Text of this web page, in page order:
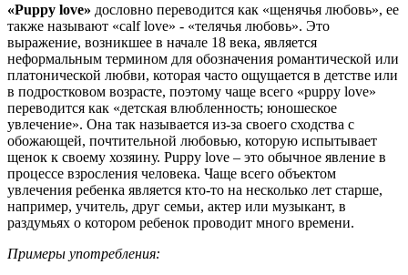
«Puppy love» дословно переводится как «щенячья любовь», ее
также называют «calf love» - «телячья любовь». Это
выражение, возникшее в начале 18 века, является
неформальным термином для обозначения романтической или
платонической любви, которая часто ощущается в детстве или
в подростковом возрасте, поэтому чаще всего «puppy love»
переводится как «детская влюбленность; юношеское
увлечение». Она так называется из-за своего сходства с
обожающей, почтительной любовью, которую испытывает
щенок к своему хозяину. Puppy love – это обычное явление в
процессе взросления человека. Чаще всего объектом
увлечения ребенка является кто-то на несколько лет старше,
например, учитель, друг семьи, актер или музыкант, в
раздумьях о котором ребенок проводит много времени.
Примеры употребления: